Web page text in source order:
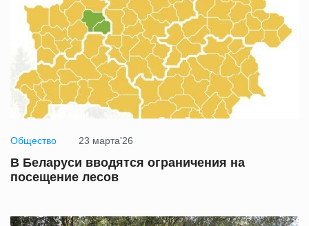
Общество 23 марта'26
В Беларуси вводятся ограничения на
посещение лесов